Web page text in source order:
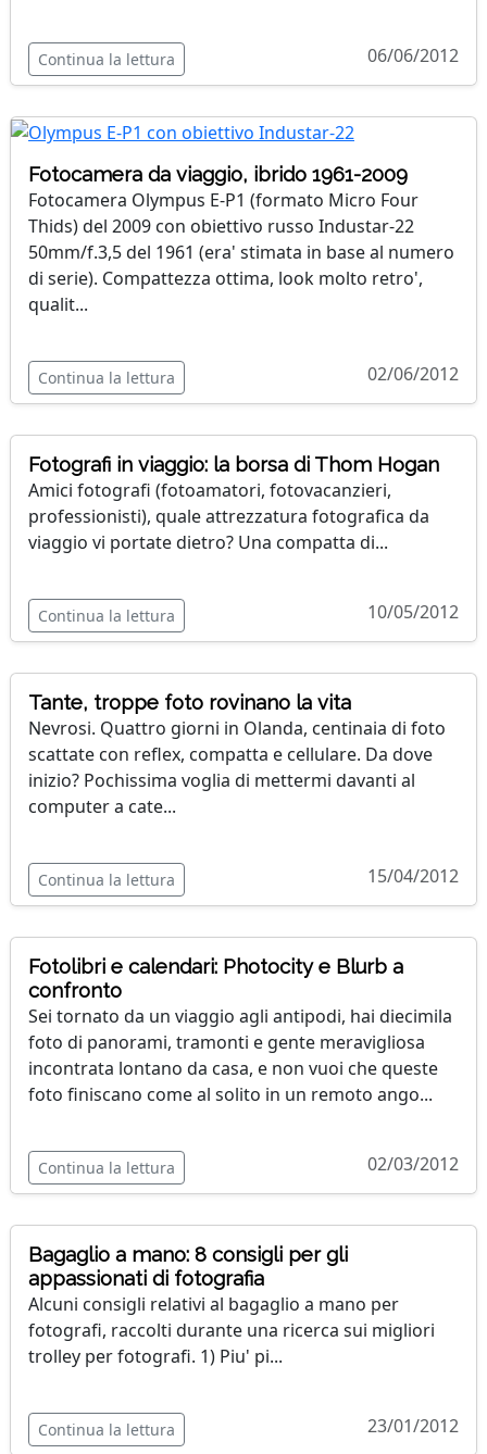
Continua la lettura 06/06/2012
Fotocamera da viaggio, ibrido 1961-2009
Fotocamera Olympus E-P1 (formato Micro Four
Thids) del 2009 con obiettivo russo Industar-22
50mm/f.3,5 del 1961 (era' stimata in base al numero
di serie). Compattezza ottima, look molto retro',
qualit...
Continua la lettura 02/06/2012
Fotografi in viaggio: la borsa di Thom Hogan
Amici fotografi (fotoamatori, fotovacanzieri,
professionisti), quale attrezzatura fotografica da
viaggio vi portate dietro? Una compatta di...
Continua la lettura 10/05/2012
Tante, troppe foto rovinano la vita
Nevrosi. Quattro giorni in Olanda, centinaia di foto
scattate con reflex, compatta e cellulare. Da dove
inizio? Pochissima voglia di mettermi davanti al
computer a cate...
Continua la lettura 15/04/2012
Fotolibri e calendari: Photocity e Blurb a
confronto
Sei tornato da un viaggio agli antipodi, hai diecimila
foto di panorami, tramonti e gente meravigliosa
incontrata lontano da casa, e non vuoi che queste
foto finiscano come al solito in un remoto ango...
Continua la lettura 02/03/2012
Bagaglio a mano: 8 consigli per gli
appassionati di fotografia
Alcuni consigli relativi al bagaglio a mano per
fotografi, raccolti durante una ricerca sui migliori
trolley per fotografi. 1) Piu' pi...
Continua la lettura 23/01/2012